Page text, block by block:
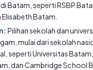
Batam, seperti RSBP
Batam.
Pilihan sekolah dan
mulai dari sekolah
seperti Universitas
dan Cambridge School